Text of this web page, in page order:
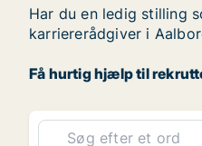
Har du en ledig stilling
karriererådgiver i
Få hurtig hjælp til